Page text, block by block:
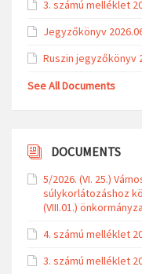
3. számú melléklet
Jegyzőkönyv
Ruszin jegyzőkönyv
See All Documents
DOCUMENTS
5/2026. (VI. 25.)
súlykorlátozáshoz
(VIII.01.)
4. számú melléklet
3. számú melléklet